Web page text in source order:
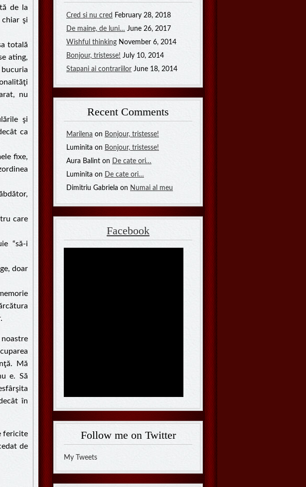
de la
şi
totală
ating,
nu
şi
ca
fixe,
care
“să-i
doar
Mă
e. Să
în
fericite
de
Cred si nu cred February 28, 2018
De maine, de luni… June 26, 2017
Wishful thinking November 6, 2014
Bonjour, tristesse! July 10, 2014
Stapani ai contrariilor June 18, 2014
Recent Comments
Marilena on Bonjour, tristesse!
Luminita on Bonjour, tristesse!
Aura Balint on De cate ori…
Luminita on De cate ori…
Dimitriu Gabriela on Numai al meu
Facebook
Follow me on Twitter
My Tweets